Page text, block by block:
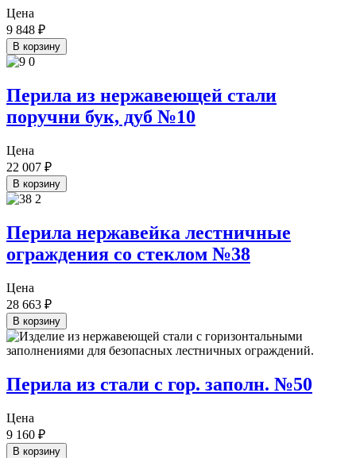
Цена
9 848 ₽
В корзину
Перила из нержавеющей стали
поручни бук, дуб №10
Цена
22 007 ₽
В корзину
Перила нержавейка лестничные
ограждения со стеклом №38
Цена
28 663 ₽
В корзину
Перила из стали с гор. заполн. №50
Цена
9 160 ₽
В корзину